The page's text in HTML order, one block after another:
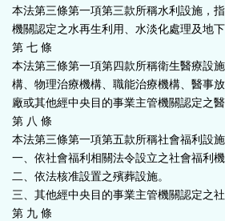
本法第三條第一項第三款所稱水利設施，
機關認定之水再生利用、水淡化處理及地下
第 七 條
本法第三條第一項第四款所稱衛生醫療設
構、物理治療機構、職能治療機構、醫事
廠或其他經中央目的事業主管機關認定之
第 八 條
本法第三條第一項第五款所稱社會福利設
一、依社會福利相關法令設立之社會福利機
二、依法核准設置之殯葬設施。
三、其他經中央目的事業主管機關認定之社
第 九 條